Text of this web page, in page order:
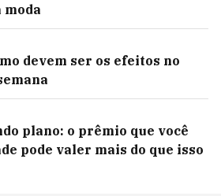
moda
devem ser os efeitos no
plano: o prêmio que você
pode valer mais do que isso